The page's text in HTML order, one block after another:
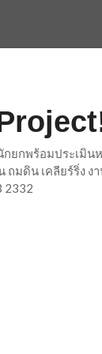
ยกพร้อมประเมิน
มดิน เคลียร์ริ่ง
2332